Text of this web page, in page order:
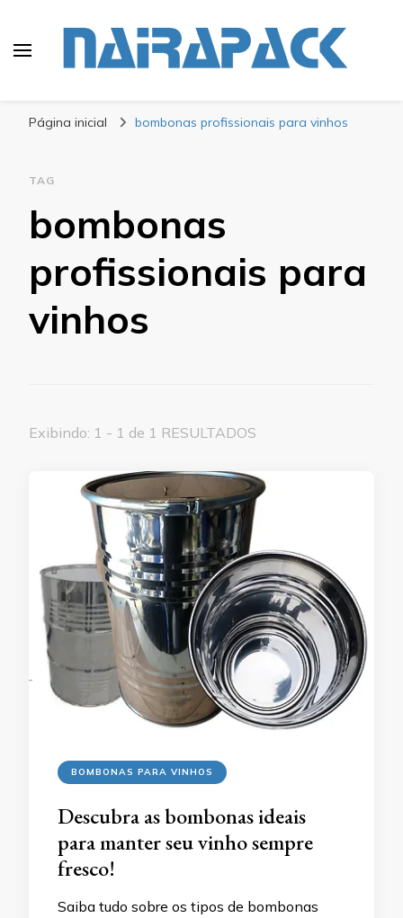
Página inicial bombonas profissionais para vinhos
TAG
bombonas
profissionais para
vinhos
Exibindo: 1 - 1 de 1 RESULTADOS
BOMBONAS PARA VINHOS
Descubra as bombonas ideais
para manter seu vinho sempre
fresco!
Saiba tudo sobre os tipos de bombonas